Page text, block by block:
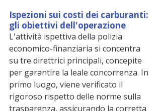
Ispezioni sui costi dei carburanti:
gli obiettivi dell'operazione
L'attività ispettiva della polizia
economico-finanziaria si concentra
su tre direttrici principali, concepite
per garantire la leale concorrenza. In
primo luogo, viene verificato il
rigoroso rispetto delle norme sulla
trasparenza, assicurando la corretta